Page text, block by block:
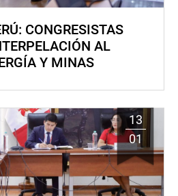
CONGRESISTAS
AL
Y MINAS
13
01